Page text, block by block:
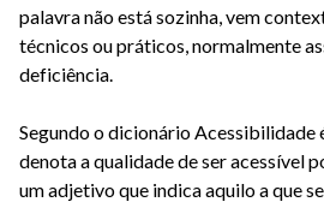
palavra não está sozinha, vem
técnicos ou práticos, normalmente
deficiência.
Segundo o dicionário Acessibilidade
denota a qualidade de ser acessível
um adjetivo que indica aquilo a que